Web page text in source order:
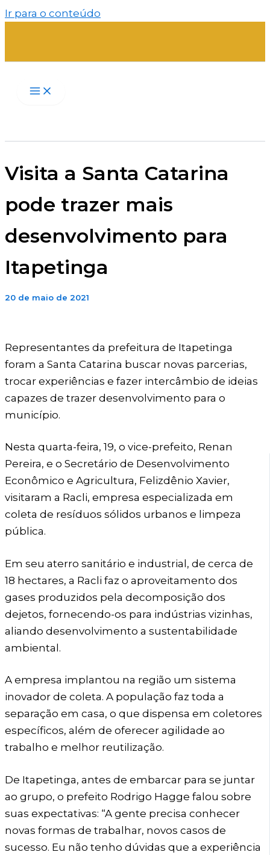
Ir para o conteúdo
Visita a Santa Catarina
pode trazer mais
desenvolvimento para
Itapetinga
20 de maio de 2021
Representantes da prefeitura de Itapetinga
foram a Santa Catarina buscar novas parcerias,
trocar experiências e fazer intercâmbio de ideias
capazes de trazer desenvolvimento para o
município.
Nesta quarta-feira, 19, o vice-prefeito, Renan
Pereira, e o Secretário de Desenvolvimento
Econômico e Agricultura, Felizdênio Xavier,
visitaram a Racli, empresa especializada em
coleta de resíduos sólidos urbanos e limpeza
pública.
Em seu aterro sanitário e industrial, de cerca de
18 hectares, a Racli faz o aproveitamento dos
gases produzidos pela decomposição dos
dejetos, fornecendo-os para indústrias vizinhas,
aliando desenvolvimento a sustentabilidade
ambiental.
A empresa implantou na região um sistema
inovador de coleta. A população faz toda a
separação em casa, o que dispensa em coletores
específicos, além de oferecer agilidade ao
trabalho e melhor reutilização.
De Itapetinga, antes de embarcar para se juntar
ao grupo, o prefeito Rodrigo Hagge falou sobre
suas expectativas: “A gente precisa conhecer
novas formas de trabalhar, novos casos de
sucesso. Eu não tenho dúvidas que a experiência